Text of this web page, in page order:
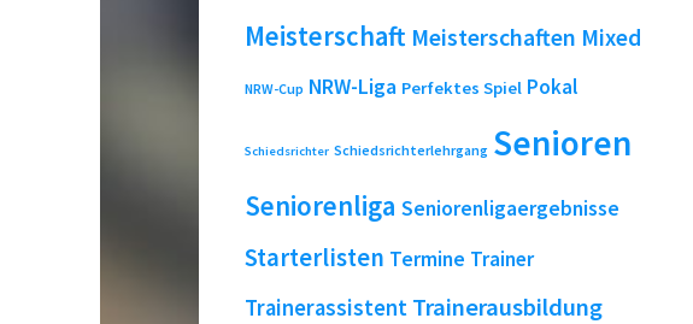
Meisterschaft Meisterschaften Mixed
NRW-Cup NRW-Liga Perfektes Spiel Pokal
Schiedsrichter Schiedsrichterlehrgang Senioren
Seniorenliga Seniorenligaergebnisse
Starterlisten Termine Trainer
Trainerassistent Trainerausbildung